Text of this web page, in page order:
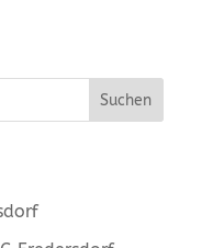
Suchen